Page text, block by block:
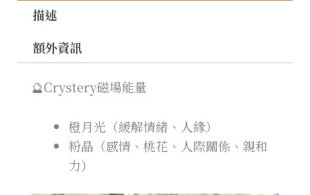
描述
額外資訊
🔮Crystery磁場能量
橙月光（緩解情緒、人緣）
粉晶（感情、桃花、人際關係、親和
力）